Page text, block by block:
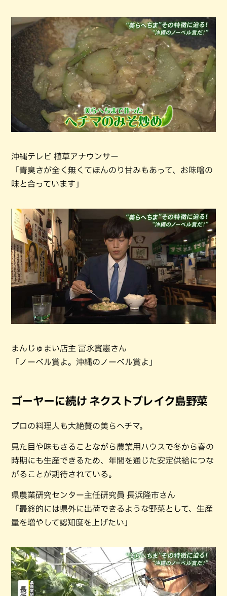
沖縄テレビ 植草アナウンサー
「青臭さが全く無くてほんのり甘みもあって、お味噌の
味と合っています」
まんじゅまい店主 冨永實憲さん
「ノーベル賞よ。沖縄のノーベル賞よ」
ゴーヤーに続け ネクストブレイク島野菜
プロの料理人も大絶賛の美らヘチマ。
見た目や味もさることながら農業用ハウスで冬から春の
時期にも生産できるため、年間を通じた安定供給につな
がることが期待されている。
県農業研究センター主任研究員 長浜隆市さん
「最終的には県外に出荷できるような野菜として、生産
量を増やして認知度を上げたい」